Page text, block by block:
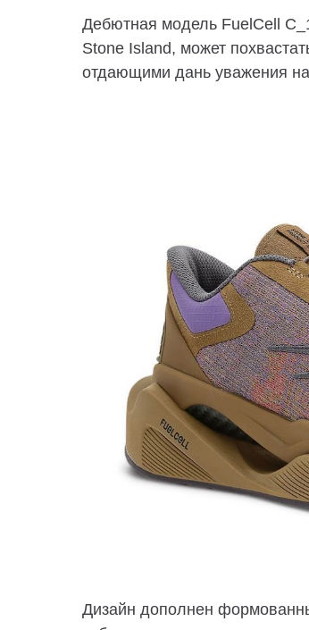
Дебютная модель FuelCell
Stone Island, может
отдающими дань уважения
Дизайн дополнен